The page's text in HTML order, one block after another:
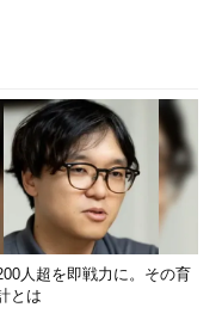
人超を即戦力に。その育
とは